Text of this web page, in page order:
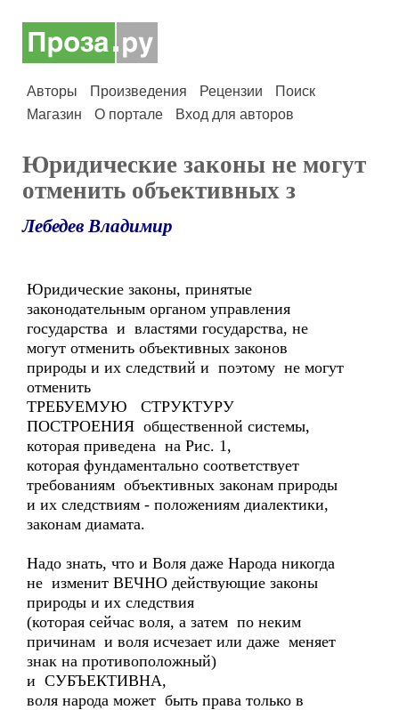
Авторы Произведения Рецензии
Поиск
Магазин
О портале Вход для авторов
Юридические законы не могут
отменить объективных з
Лебедев Владимир
Юридические законы, принятые
законодательным органом управления
государства и властями государства, не
могут отменить объективных законов
природы и их следствий и поэтому не могут
отменить
ТРЕБУЕМУЮ СТРУКТУРУ
ПОСТРОЕНИЯ общественной системы,
которая приведена на Рис. 1,
которая фундаментально соответствует
требованиям объективных законам природы
и их следствиям - положениям диалектики,
законам диамата.
Надо знать, что и Воля даже Народа никогда
не изменит ВЕЧНО действующие законы
природы и их следствия
(которая сейчас воля, а затем по неким
причинам и воля исчезает или даже меняет
знак на противоположный)
и СУБЪЕКТИВНА,
воля народа может быть права только в